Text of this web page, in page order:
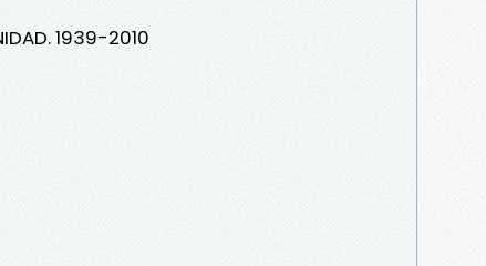
1939-2010